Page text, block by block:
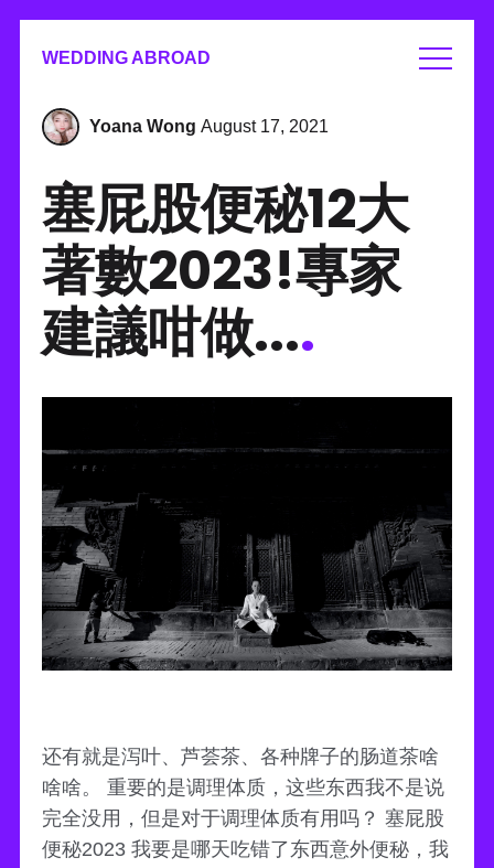
WEDDING ABROAD
Yoana Wong August 17, 2021
塞屁股便秘12大
著數2023!專家
建議咁做....
还有就是泻叶、芦荟茶、各种牌子的肠道茶啥
啥啥。 重要的是调理体质，这些东西我不是说
完全没用，但是对于调理体质有用吗？ 塞屁股
便秘2023 我要是哪天吃错了东西意外便秘，我